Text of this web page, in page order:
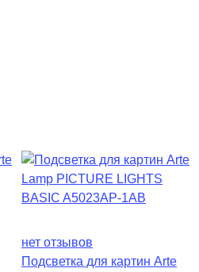
нет отзывов
Подсветка для картин Arte